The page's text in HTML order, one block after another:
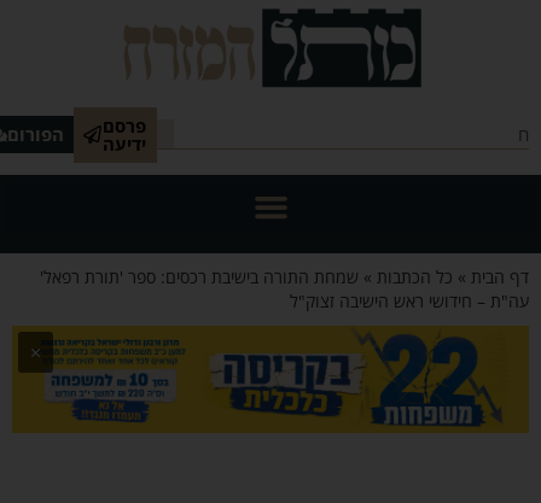
פרסם
ידיעה הפורום
הבית»כל הכתבות»שמחת התורה בישיבת רכסים: ספר 'תורת רפאל'
– חידושי ראש הישיבה זצוק"ל
×